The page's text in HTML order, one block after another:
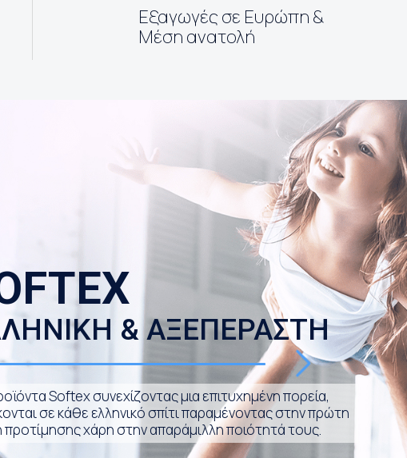
Εξαγωγές σε Ευρώπη &
Μέση ανατολή
Softex συνεχίζοντας μια επιτυχημένη πορεία,
σε κάθε ελληνικό σπίτι παραμένοντας στην πρώτη
χάρη στην απαράμιλλη ποιότητά τους.
& ΑΞΕΠΕΡΑΣΤΗ